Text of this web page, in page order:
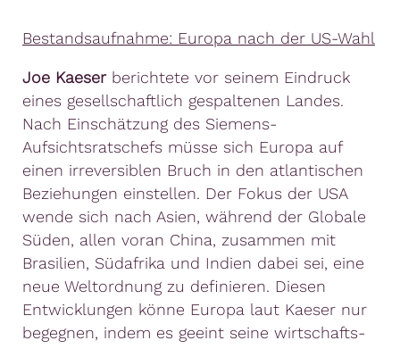
Bestandsaufnahme: Europa nach der US-Wahl
Joe Kaeser berichtete vor seinem Eindruck
eines gesellschaftlich gespaltenen Landes.
Nach Einschätzung des Siemens-
Aufsichtsratschefs müsse sich Europa auf
einen irreversiblen Bruch in den atlantischen
Beziehungen einstellen. Der Fokus der USA
wende sich nach Asien, während der Globale
Süden, allen voran China, zusammen mit
Brasilien, Südafrika und Indien dabei sei, eine
neue Weltordnung zu definieren. Diesen
Entwicklungen könne Europa laut Kaeser nur
begegnen, indem es geeint seine wirtschafts-